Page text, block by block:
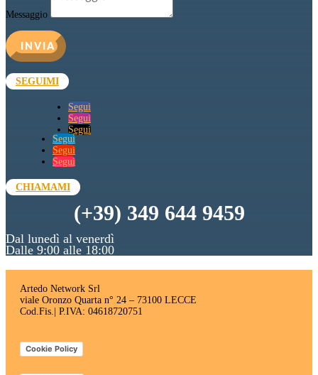
Messaggio
INVIA
SEGUIMI
Segui
Segui
Segui
Segui
Segui
Segui
CHIAMAMI
(+39) 349 644 9459
Dal lunedì al venerdì
Dalle 9:00 alle 18:00
Artedo Network Srl
viale Oronzo Quarta n° 24 – 73100 LECCE
Cod.Fis.| P.IVA: 04618720751
Cookie Policy